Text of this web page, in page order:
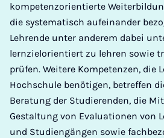
kompetenzorientierte
die systematisch aufeinander
Lehrende unter anderem dabei
lernzielorientiert zu lehren sowie
prüfen. Weitere Kompetenzen, die
Hochschule benötigen, betreffen
Beratung der Studierenden, die
Gestaltung von Evaluationen von
und Studiengängen sowie